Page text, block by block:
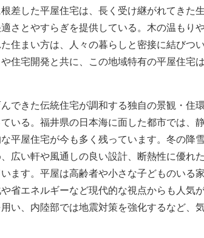
差した平屋住宅は、長く受け継がれてきた
さとやすらぎを提供している。木の温もり
住まい方は、人々の暮らしと密接に結びつ
住宅開発と共に、この地域特有の平屋住宅
できた伝統住宅が調和する独自の景観・住
いる。福井県の日本海に面した都市では、
平屋住宅が今も多く残っています。冬の降
広い軒や風通しの良い設計、断熱性に優れ
ます。平屋は高齢者や小さな子どものいる
省エネルギーなど現代的な視点からも人気
い、内陸部では地震対策を強化するなど、